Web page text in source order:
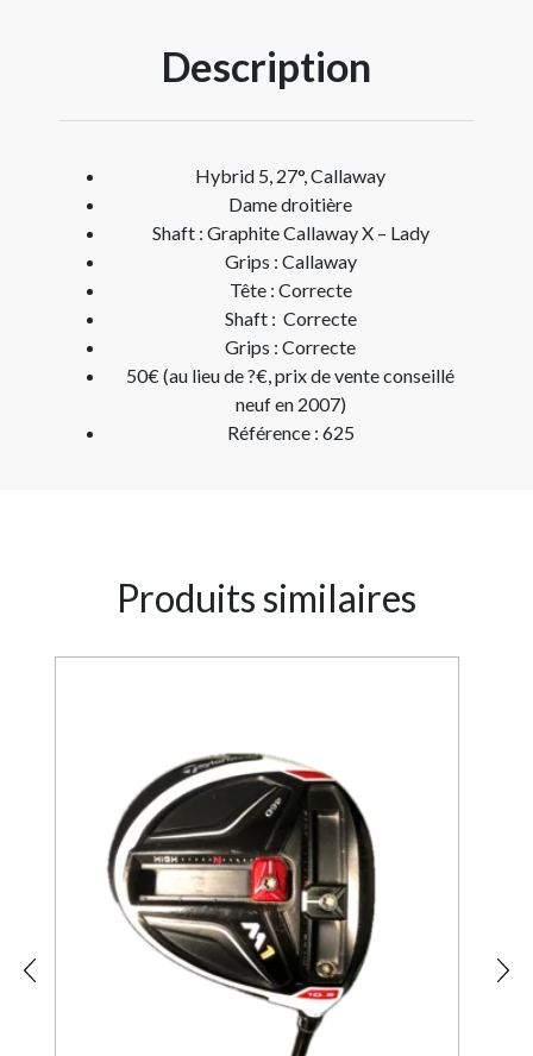
Description
Hybrid 5, 27°, Callaway
Dame droitière
Shaft : Graphite Callaway X – Lady
Grips : Callaway
Tête : Correcte
Shaft : Correcte
Grips : Correcte
50€ (au lieu de ?€, prix de vente conseillé
neuf en 2007)
Référence : 625
Produits similaires